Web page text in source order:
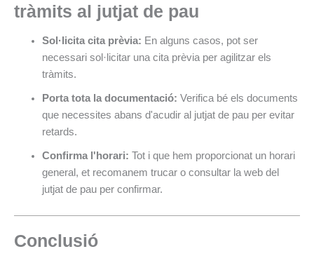
tràmits al jutjat de pau
Sol·licita cita prèvia: En alguns casos, pot ser
necessari sol·licitar una cita prèvia per agilitzar els
tràmits.
Porta tota la documentació: Verifica bé els documents
que necessites abans d'acudir al jutjat de pau per evitar
retards.
Confirma l'horari: Tot i que hem proporcionat un horari
general, et recomanem trucar o consultar la web del
jutjat de pau per confirmar.
Conclusió